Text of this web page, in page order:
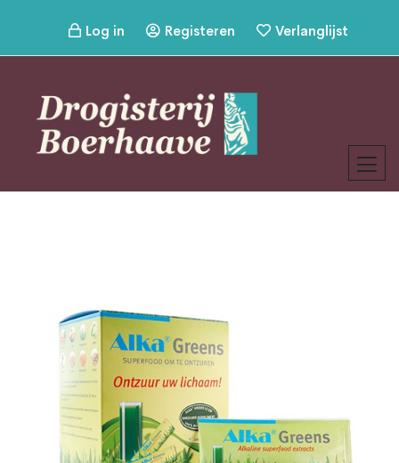
Log in Registeren Verlanglijst